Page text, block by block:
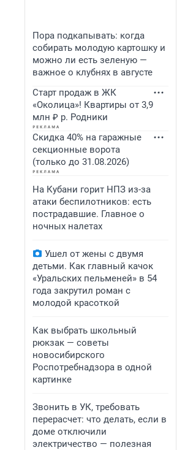
Пора подкапывать: когда
собирать молодую картошку и
можно ли есть зеленую —
важное о клубнях в августе
Старт продаж в ЖК
«Околица»! Квартиры от 3,9
млн ₽ р. Родники
Скидка 40% на гаражные
секционные ворота
(только до 31.08.2026)
На Кубани горит НПЗ из-за
атаки беспилотников: есть
пострадавшие. Главное о
ночных налетах
Ушел от жены с двумя
детьми. Как главный качок
«Уральских пельменей» в 54
года закрутил роман с
молодой красоткой
Как выбрать школьный
рюкзак — советы
новосибирского
Роспотребнадзора в одной
картинке
Звонить в УК, требовать
перерасчет: что делать, если в
доме отключили
электричество — полезная